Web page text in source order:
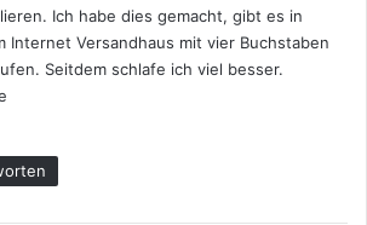
Ich habe dies gemacht, gibt es in
Internet Versandhaus mit vier Buchstaben
Seitdem schlafe ich viel besser.